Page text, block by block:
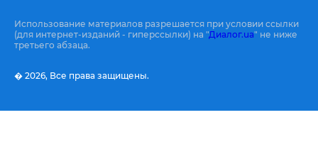
Использование материалов разрешается при условии ссылки
(для интернет-изданий - гиперссылки) на "Диалог.ua" не ниже
третьего абзаца.
� 2026, Все права защищены.